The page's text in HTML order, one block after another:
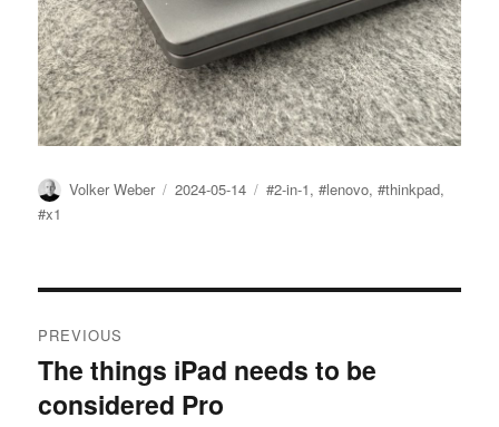
Author
Volker Weber
Posted
2024-05-14 Tags
#2-in-1,#lenovo,#thinkpad,
#x1
navigation
PREVIOUS
Previous
post:
The things iPad needs to be
considered Pro